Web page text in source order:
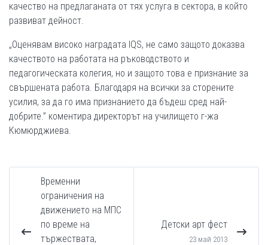
качество на предлаганата от тях услуга в сектора, в който
развиват дейност.
„Оценявам високо наградата IQS, не само защото доказва
качеството на работата на ръководството и
педагогическата колегия, но и защото това е признание за
свършената работа. Благодаря на всички за сторените
усилия, за да го има признанието да бъдеш сред най-
добрите.” коментира директорът на училището г-жа
Кюмюрджиева.
Временни
ограничения на
движението на МПС
по време на
тържествата,
Детски арт фест
23 май 2013